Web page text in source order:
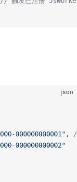
json
000000000001"
,
000000000002"